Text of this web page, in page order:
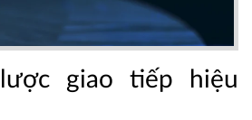
giao tiếp hiệu